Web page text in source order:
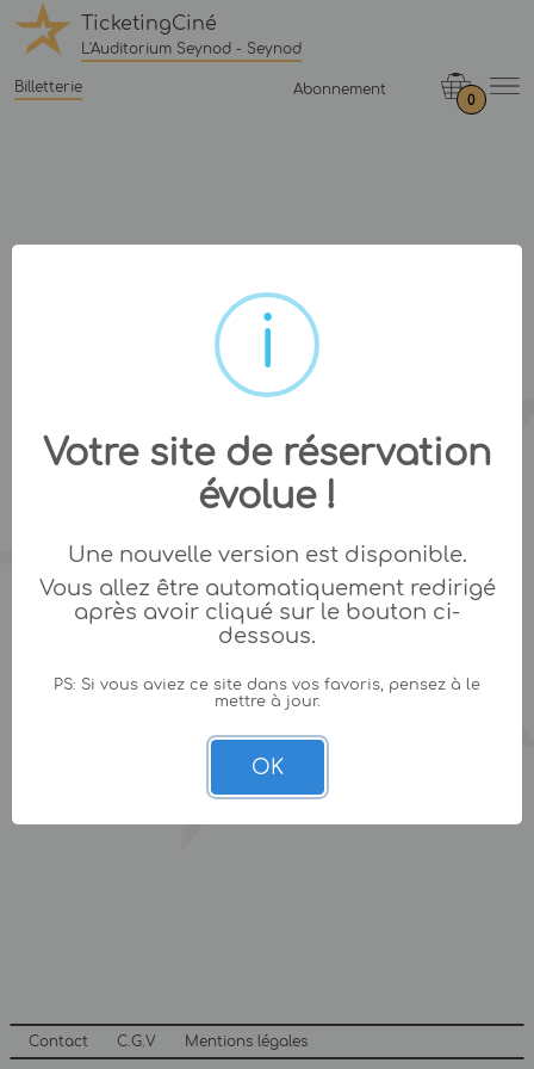
TicketingCiné
L'Auditorium Seynod - Seynod
Billetterie Abonnement
0
Contact C.G.V Mentions légales
Votre site de réservation
évolue !
Une nouvelle version est disponible.
Vous allez être automatiquement redirigé
après avoir cliqué sur le bouton ci-
dessous.
PS: Si vous aviez ce site dans vos favoris, pensez à le
mettre à jour.
OK